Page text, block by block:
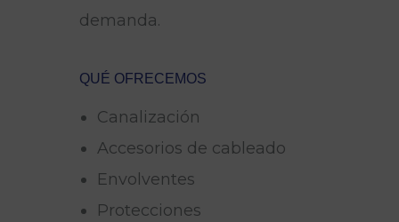
demanda.
QUÉ OFRECEMOS
Canalización
Accesorios de cableado
Envolventes
Protecciones